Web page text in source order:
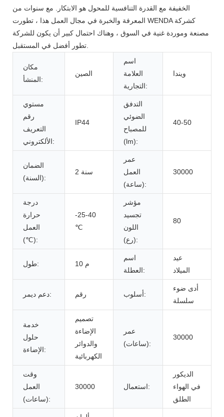
الخفيفة مع القدرة التنافسية للمحول هو الابتكار. مع سنوات من
المعرفة والخبرة في مجال العمل هذا ، تطورت WENDA كشركة
مصنعة وموردة غنية في السوق ، وهناك احتمال كبير أن يكون للشركة
مكان
المنشأ:
الصين
اسم
العلامة
التجارية:
ويندا
مستوي
رقم
التعريف
الألكتروني:
IP44
التدفق
الضوئي
للمصباح
(lm):
40-50
الضمان
(السنة):
2 سنة
عمر
العمل
(ساعة):
30000
درجة
حرارة
العمل
(℃):
-25-40
℃
مؤشر
تجسيد
اللون
(رع):
80
طول: 10 م
اسم
العطلة:
عيد
الميلاد
دعم ديمر: رقم أسلوب:
أدى ضوء
سلسلة
خدمة
حلول
الإضاءة:
تصميم
الإضاءة
والدوائر
الكهربائية
عمر
(ساعات):
30000
وقت
العمل
(ساعات):
30000 استعمال:
الديكور
في الهواء
الطلق